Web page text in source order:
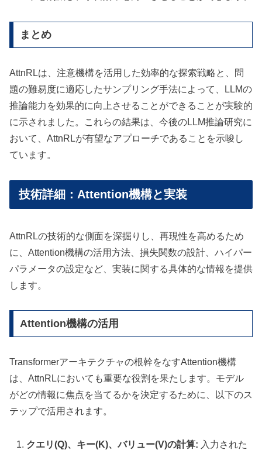
まとめ
AttnRLは、注意機構を活用した効率的な探索戦略と、問
題の難易度に適応したサンプリング手法によって、LLMの
推論能力を効果的に向上させることができることが実験的
に示されました。これらの結果は、今後のLLM推論研究に
おいて、AttnRLが有望なアプローチであることを示唆し
ています。
技術詳細：Attention機構と実装
AttnRLの技術的な側面を深掘りし、再現性を高めるため
に、Attention機構の活用方法、損失関数の設計、ハイパー
パラメータの設定など、実装に関する具体的な情報を提供
します。
Attention機構の活用
Transformerアーキテクチャの根幹をなすAttention機構
は、AttnRLにおいても重要な役割を果たします。モデル
がどの情報に焦点を当てるかを決定するために、以下のス
テップで活用されます。
クエリ(Q)、キー(K)、バリュー(V)の計算: 入力された